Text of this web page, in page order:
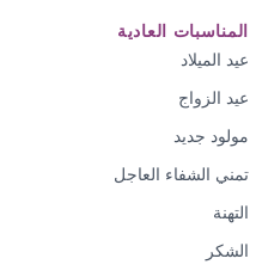
المناسبات العادية
عيد الميلاد
عيد الزواج
مولود جديد
تمني الشفاء العاجل
التهنة
الشكر